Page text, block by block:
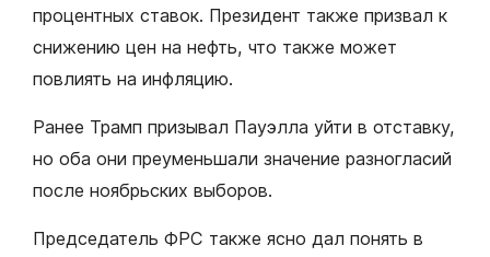
процентных ставок. Президент также призвал к
снижению цен на нефть, что также может
повлиять на инфляцию.
Ранее Трамп призывал Пауэлла уйти в отставку,
но оба они преуменьшали значение разногласий
после ноябрьских выборов.
Председатель ФРС также ясно дал понять в